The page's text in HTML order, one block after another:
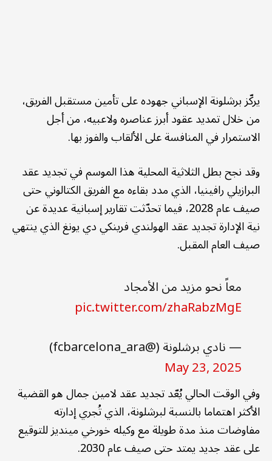
يركّز برشلونة الإسباني جهوده على تأمين مستقبل الفريق،
من خلال تمديد عقود أبرز عناصره ولاعبيه، من أجل
الاستمرار في المنافسة على الألقاب والفوز بها.
وقد نجح بطل الثلاثية المحلية هذا الموسم في تجديد عقد
البرازيلي رافينيا، الذي مدد بقاءه مع الفريق الكتالوني حتى
صيف عام 2028، فيما تحدّثت تقارير إسبانية عديدة عن
نية الإدارة تجديد عقد الهولندي فرينكي دي يونغ الذي ينتهي
صيف العام المقبل.
معاً نحو مزيد من الأمجاد
pic.twitter.com/zhaRabzMgE
— نادي برشلونة (@fcbarcelona_ara)
May 23, 2025
وفي الوقت الحالي يُعّد تجديد عقد لامين جمال هو القضية
الأكثر اهتماما بالنسبة لبرشلونة، الذي تُجري إدارته
مفاوضات منذ مدة طويلة مع وكيله خورخي مينديز للتوقيع
على عقد جديد يمتد حتى صيف عام 2030.